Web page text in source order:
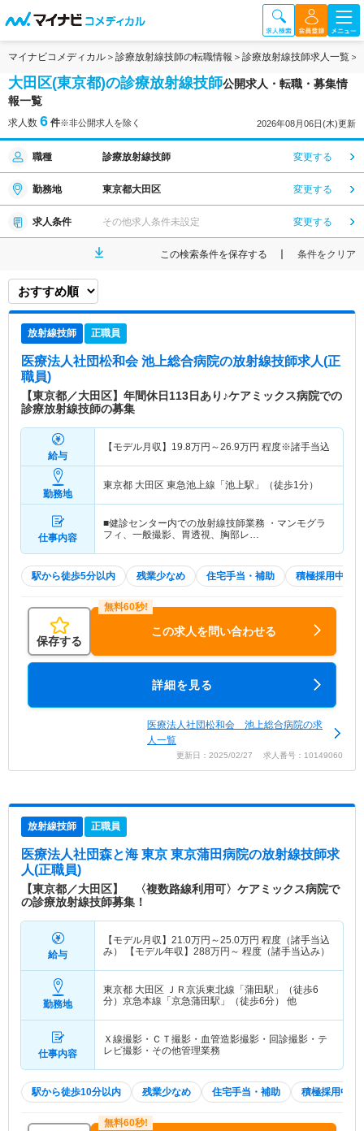
マイナビコメディカル 診療放射線技師の転職情報 診療放射線技師求人一覧
大田区(東京都)の診療放射線技師公開求人・転職・募集情
報一覧
求人数 6 件※非公開求人を除く 2026年08月06日(木)更新
職種 診療放射線技師 変更する
勤務地 東京都大田区 変更する
求人条件 その他求人条件未設定 変更する
この検索条件を保存する 条件をクリア
放射線技師 正職員
医療法人社団松和会 池上総合病院の放射線技師求人(正
職員)
【東京都／大田区】年間休日113日あり♪ケアミックス病院での
診療放射線技師の募集
給与
【モデル月収】 19.8万円～26.9万円 程度※諸手当込
勤務地
東京都 大田区 東急池上線「池上駅」（徒歩1分）
仕事内容
■健診センター内での放射線技師業務 ・マンモグラ
フィ、一般撮影、胃透視、胸部レ…
駅から徒歩5分以内 残業少なめ 住宅手当・補助 積極採用中
保存する
この求人を問い合わせる
詳細を見る
医療法人社団松和会 池上総合病院の求
人一覧
更新日：2025/02/27 求人番号：10149060
放射線技師 正職員
医療法人社団森と海 東京 東京蒲田病院の放射線技師求
人(正職員)
【東京都／大田区】 〈複数路線利用可〉ケアミックス病院で
の診療放射線技師募集！
給与
【モデル月収】 21.0万円～25.0万円 程度（諸手当込
み） 【モデル年収】 288万円～ 程度（諸手当込み）
勤務地
東京都 大田区 ＪＲ京浜東北線「蒲田駅」（徒歩6
分）京急本線「京急蒲田駅」（徒歩6分） 他
仕事内容
Ｘ線撮影・ＣＴ撮影・血管造影撮影・回診撮影・テ
レビ撮影・その他管理業務
駅から徒歩10分以内 残業少なめ 住宅手当・補助 積極採用中